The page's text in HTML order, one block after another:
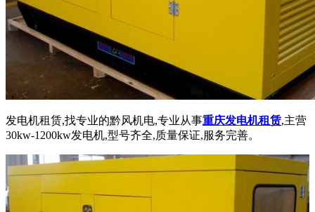
发电机租赁,找专业的黔风机电,专业从事重庆发电机租赁,主营
30kw-1200kw发电机,型号齐全,质量保证,服务完善。